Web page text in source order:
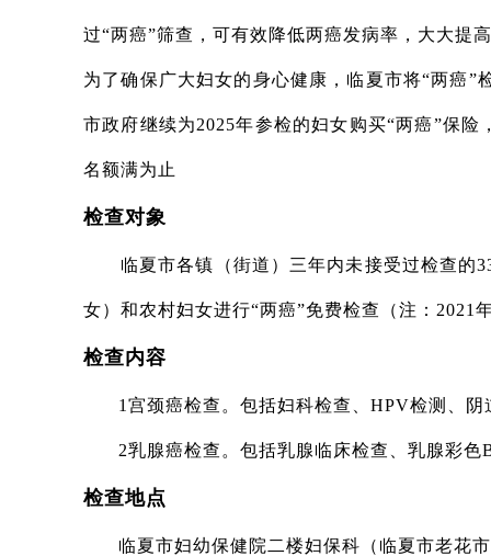
过“两癌”筛查，可有效降低两癌发病率，大大提
为了确保广大妇女的身心健康，临夏市将“两癌
市政府继续为2025年参检的妇女购买“两癌”保
名额满为止
检查对象
临夏市各镇（街道）三年内未接受过检查的
女）和农村妇女进行“两癌”免费检查（注：2021
检查内容
1宫颈癌检查。包括妇科检查、HPV检测、
2乳腺癌检查。包括乳腺临床检查、乳腺彩
检查地点
临夏市妇幼保健院二楼妇保科（临夏市老花